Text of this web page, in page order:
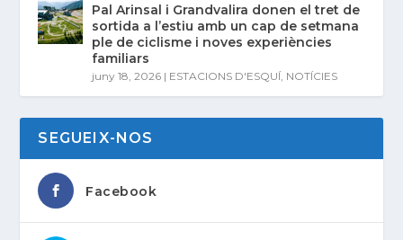
Pal Arinsal i Grandvalira donen el tret de
sortida a l’estiu amb un cap de setmana
ple de ciclisme i noves experiències
familiars
juny 18, 2026 | ESTACIONS D'ESQUÍ NOTÍCIES
SEGUEIX-NOS
Facebook